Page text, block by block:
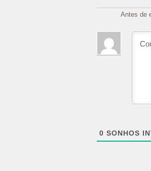
Antes de
0 SONHOS